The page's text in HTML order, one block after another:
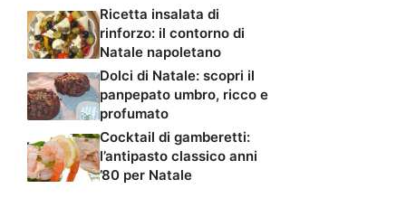
Ricetta insalata di
rinforzo: il contorno di
Natale napoletano
Dolci di Natale: scopri il
panpepato umbro, ricco e
profumato
Cocktail di gamberetti:
l’antipasto classico anni
’80 per Natale